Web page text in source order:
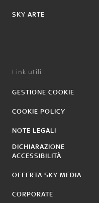
SKY ARTE
Link utili:
GESTIONE COOKIE
COOKIE POLICY
NOTE LEGALI
DICHIARAZIONE
ACCESSIBILITÀ
OFFERTA SKY MEDIA
CORPORATE